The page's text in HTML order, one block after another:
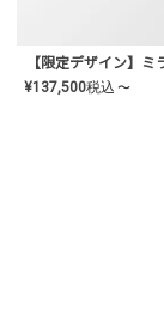
¥137,500税込 〜